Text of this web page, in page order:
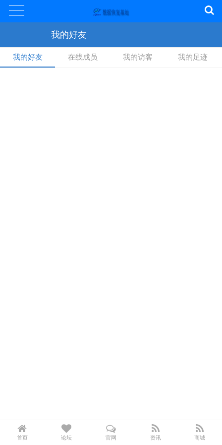
我的好友
我的好友 在线成员 我的访客 我的足迹
首页 论坛 官网 资讯 商城